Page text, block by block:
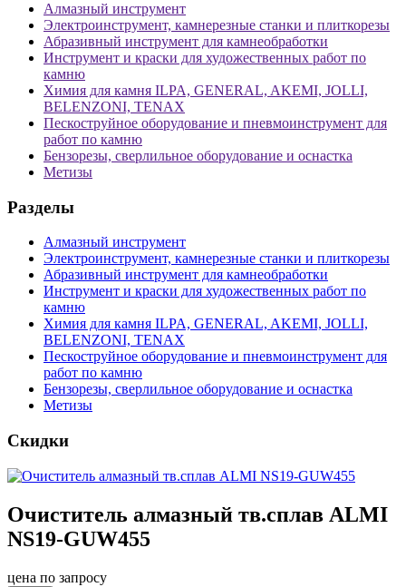
Алмазный инструмент
Электроинструмент, камнерезные станки и плиткорезы
Абразивный инструмент для камнеобработки
Инструмент и краски для художественных работ по
камню
Химия для камня ILPA, GENERAL, AKEMI, JOLLI,
BELENZONI, TENAX
Пескоструйное оборудование и пневмоинструмент для
работ по камню
Бензорезы, сверлильное оборудование и оснастка
Метизы
Разделы
Алмазный инструмент
Электроинструмент, камнерезные станки и плиткорезы
Абразивный инструмент для камнеобработки
Инструмент и краски для художественных работ по
камню
Химия для камня ILPA, GENERAL, AKEMI, JOLLI,
BELENZONI, TENAX
Пескоструйное оборудование и пневмоинструмент для
работ по камню
Бензорезы, сверлильное оборудование и оснастка
Метизы
Скидки
Очиститель алмазный тв.сплав ALMI
NS19-GUW455
цена по запросу